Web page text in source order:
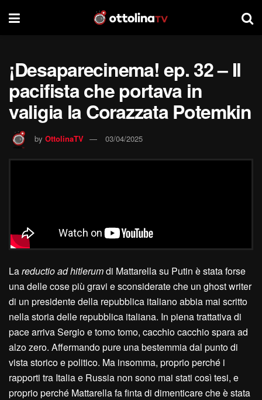
¡Desaparecinema! ep. 32 – Il
pacifista che portava in
valigia la Corazzata Potemkin
by OttolinaTV 03/04/2025
Lareductio ad hitlerumdi Mattarella su Putin è stata forse
una delle cose più gravi e sconsiderate che un ghost writer
di un presidente della repubblica italiano abbia mai scritto
nella storia delle repubblica italiana. In piena trattativa di
pace arriva Sergio e tomo tomo, cacchio cacchio spara ad
alzo zero. Affermando pure una bestemmia dal punto di
vista storico e politico. Ma insomma, proprio perché i
rapporti tra Italia e Russia non sono mai stati così tesi, e
proprio perché Mattarella fa finta di dimenticare che è stata